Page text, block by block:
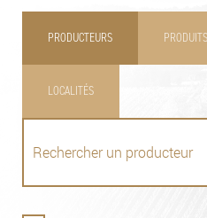
PRODUCTEURS PRODUITS
LOCALITÉS